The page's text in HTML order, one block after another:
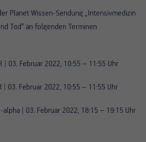
Planet Wissen-Sendung „Intensivmedizin
Tod“ an folgenden Terminen
| 03. Februar 2022, 10:55 – 11:55 Uhr
| 03. Februar 2022, 10:55 – 11:55 Uhr
alpha | 03. Februar 2022, 18:15 – 19:15 Uhr